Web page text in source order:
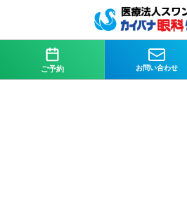
ご予約 お問い合わせ